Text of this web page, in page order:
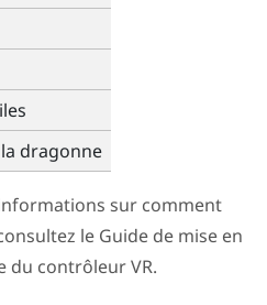
dragonne
sur comment
le Guide de mise en
du contrôleur VR.